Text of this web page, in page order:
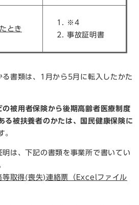
とき
※4
事故証明書
書類は、1月から5月に転入したかた
の被用者保険から後期高齢者医療制度
る被扶養者のかたは、国民健康保険に
。
は、下記の書類を事業所で書いてい
等取得(喪失)連絡票（Excelファイル